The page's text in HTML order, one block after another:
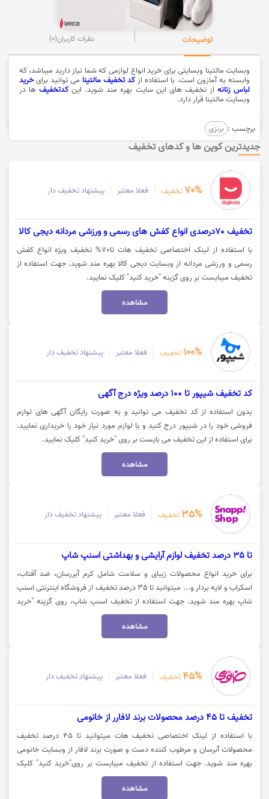
توضیحات نظرات کاربران(0)
وبسایت مالتینا وبسایتی برای خرید انواع لوازمی که شما نیاز دارید میباشد، که
وابسته به آمازون است. با استفاده از کد تخفیف مالتینا می توانید برایخرید
لباس زنانهاز تخفیف های این سایت بهره مند شوید. اینکدتخفیف ها در
وبسایت مالتینا قرار دارد.
برچسب : برنزی
جدیدترین کوپن ها و کدهای تخفیف
70% تخفیف فعلا معتبر پیشنهاد تخفیف دار
تخفیف 70درصدی انواع کفش های رسمی و ورزشی مردانه دیجی کالا
با استفاده از لینک اختصاصی تخفیف هات تا70% تخفیف ویژه انواع کفش
رسمی و ورزشی مردانه از وبسایت دیجی کالا بهره مند شوید. جهت استفاده از
تخفیف میبایست بر روی گزینه "خرید کنید" کلیک نمایید.
مشاهده
100% تخفیف فعلا معتبر پیشنهاد تخفیف دار
کد تخفیف شیپور تا 100 درصد ویژه درج آگهی
بدون استفاده از کد تخفیف می توانید و به صورت رایگان آگهی های لوازم
فروشی خود را در شیپور درج کنید و یا لوازم مورد نیاز خود را خریداری نمایید.
برای استفاده از این تخفیف می بایست بر روی "خرید کنید" کلیک نمایید.
مشاهده
35% تخفیف فعلا معتبر پیشنهاد تخفیف دار
تا 35 درصد تخفیف لوازم آرایشی و بهداشتی اسنپ شاپ
برای خرید انواع محصولات زیبای و سلامت شامل کرم آبررسان، ضد آفتاب،
اسکراب و لایه بردار و... میتوانید تا 35 درصد تخفیف از فروشگاه اینترنتی اسنپ
شاپ بهره مند شوید. جهت استفاده از تخفیف اسنپ شاپ، روی گزینه "خرید
مشاهده
45% تخفیف فعلا معتبر پیشنهاد تخفیف دار
تخفیف تا 45 درصد محصولات برند لافارر از خانومی
با استفاده از لینک اختصاصی تخفیف هات میتوانید تا 45 درصد تخفیف
محصولات آبرسان و مرطوب کننده دست و صورت برند لافار از وبسایت خانومی
بهره مند شوید. جهت استفاده از تخفیف میبایست بر روی"خرید کنید" کلیک
نمایید تا تخفیف در وبسایت خانومی برای شما اعمال شود.
مشاهده